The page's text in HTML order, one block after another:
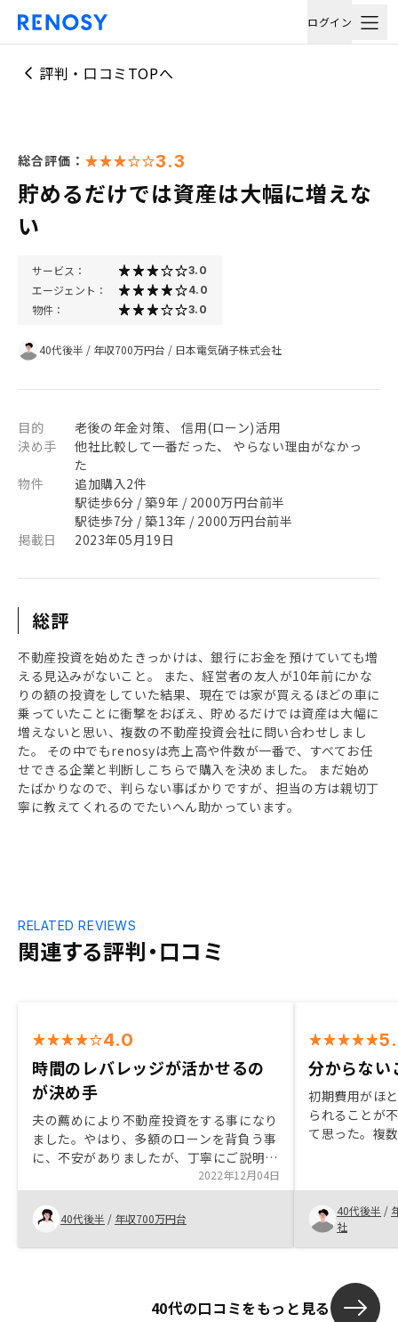
ログイン
評判・口コミTOPへ
総合評価： 3.3
貯めるだけでは資産は大幅に増えな
い
サービス： 3.0
エージェント： 4.0
物件： 3.0
40代後半 / 年収700万円台 / 日本電気硝子株式会社
目的
老後の年金対策、 信用(ローン)活用
決め手
他社比較して一番だった、 やらない理由がなかっ
た
物件
追加購入2件
駅徒歩6分 / 築9年 / 2000万円台前半
駅徒歩7分 / 築13年 / 2000万円台前半
掲載日
2023年05月19日
総評
不動産投資を始めたきっかけは、銀行にお金を預けていても増
える見込みがないこと。 また、経営者の友人が10年前にかな
りの額の投資をしていた結果、現在では家が買えるほどの車に
乗っていたことに衝撃をおぼえ、貯めるだけでは資産は大幅に
増えないと思い、複数の不動産投資会社に問い合わせしまし
た。 その中でもrenosyは売上高や件数が一番で、すべてお任
せできる企業と判断しこちらで購入を決めました。 まだ始め
たばかりなので、判らない事ばかりですが、担当の方は親切丁
寧に教えてくれるのでたいへん助かっています。
関連する評判・口コミ
RELATED REVIEWS
4.0
時間のレバレッジが活かせるの
が決め手
夫の薦めにより不動産投資をする事になり
ました。やはり、多額のローンを背負う事
に、不安がありましたが、丁寧にご説明い
ただき、また複数の物件を購入するとこに
よるリスクの分散、団体信用保険の加入等
により、不安も減り、購入に踏み切る事が
出来ました。
2022年12月04日
40代後半 / 年収700万円台
分からない
初期費用がほ
られることが
て思った。複
物件ごとの良
た。 40代後半 /
社
40代の口コミをもっと見る